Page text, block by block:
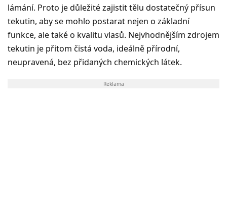
lámání. Proto je důležité zajistit tělu dostatečný přísun
tekutin, aby se mohlo postarat nejen o základní
funkce, ale také o kvalitu vlasů. Nejvhodnějším zdrojem
tekutin je přitom čistá voda, ideálně přírodní,
neupravená, bez přidaných chemických látek.
Reklama